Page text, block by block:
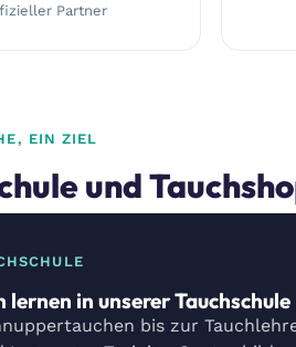
Partner
EIN ZIEL
und
lernen in unserer
bis zur